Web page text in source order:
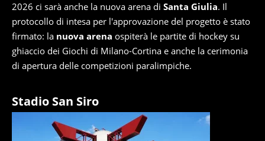
2026 ci sarà anche la nuova arena di Santa Giulia. Il
protocollo di intesa per l'approvazione del progetto è stato
firmato: la nuova arena ospiterà le partite di hockey su
ghiaccio dei Giochi di Milano-Cortina e anche la cerimonia
di apertura delle competizioni paralimpiche.
Stadio San Siro